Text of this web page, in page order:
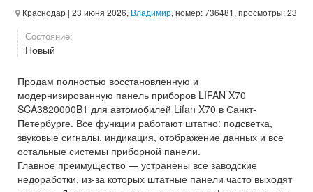
Краснодар | 23 июня 2026, Владимир, номер: 736481, просмотры: 23
Состояние:
Новый
Продам полностью восстановленную и
модернизированную панель приборов LIFAN X70
SCA3820000B1 для автомобилей Lifan X70 в Санкт-
Петербурге. Все функции работают штатно: подсветка,
звуковые сигналы, индикация, отображение данных и все
остальные системы приборной панели.
Главное преимущество — устранены все заводские
недоработки, из-за которых штатные панели часто выходят